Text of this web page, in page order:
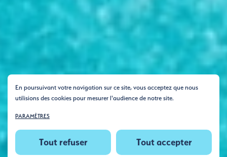
En poursuivant votre navigation sur ce site, vous acceptez que nous
utilisions des cookies pour mesurer l'audience de notre site.
PARAMÈTRES
Tout refuser Tout accepter